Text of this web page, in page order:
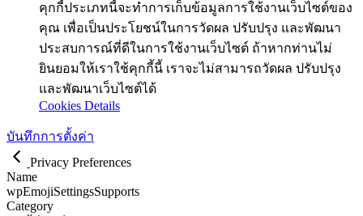
คุกกี้ประเภทนี้จะทำการเก็บข้อมูลการใช้งานเว็บไซต์ของ
คุณ เพื่อเป็นประโยชน์ในการวัดผล ปรับปรุง และพัฒนา
ประสบการณ์ที่ดีในการใช้งานเว็บไซต์ ถ้าหากท่านไม่
ยินยอมให้เราใช้คุกกี้นี้ เราจะไม่สามารถวัดผล ปรับปรุง
และพัฒนาเว็บไซต์ได้
Cookies Details
บันทึกการตั้งค่า
Privacy Preferences
Name
wpEmojiSettingsSupports
Category